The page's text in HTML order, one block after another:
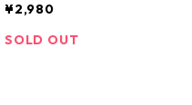
ルステンレス 316L ステン
レスリング マイアミキュ
¥2,980
SOLD OUT